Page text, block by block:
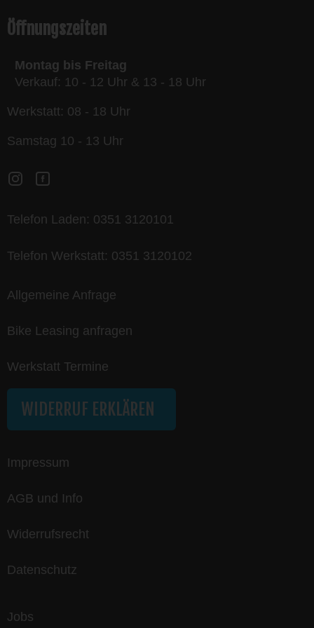
Öffnungszeiten
Montag bis Freitag
Verkauf: 10 - 12 Uhr & 13 - 18 Uhr
Werkstatt: 08 - 18 Uhr
Samstag 10 - 13 Uhr
Telefon Laden: 0351 3120101
Telefon Werkstatt: 0351 3120102
Allgemeine Anfrage
Bike Leasing anfragen
Werkstatt Termine
WIDERRUF ERKLÄREN
Impressum
AGB und Info
Widerrufsrecht
Datenschutz
Jobs